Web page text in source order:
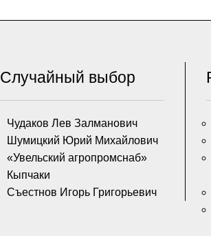
Случайный выбор
Чудаков Лев Залманович
Шумицкий Юрий Михайлович
«Увельский агропромснаб»
Кыпчаки
Съестнов Игорь Григорьевич